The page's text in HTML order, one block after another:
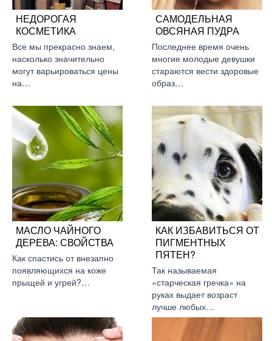
НЕДОРОГАЯ
КОСМЕТИКА
Все мы прекрасно знаем,
насколько значительно
могут варьироваться цены
на…
САМОДЕЛЬНАЯ
ОВСЯНАЯ ПУДРА
Последнее время очень
многие молодые девушки
стараются вести здоровые
образ…
МАСЛО ЧАЙНОГО
ДЕРЕВА: СВОЙСТВА
Как спастись от внезапно
появляющихся на коже
прыщей и угрей?…
КАК ИЗБАВИТЬСЯ ОТ
ПИГМЕНТНЫХ
ПЯТЕН?
Так называемая
«старческая гречка» на
руках выдает возраст
лучше любых…